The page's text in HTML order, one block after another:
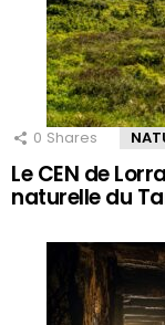
0 Shares
Le CEN de
naturelle du